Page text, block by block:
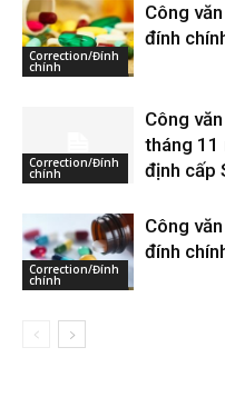
Correction/Đính
chính
Công
đính
Correction/Đính
chính
Công
tháng 11
định cấp
Correction/Đính
chính
Công
đính